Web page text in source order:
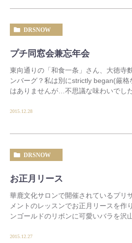
DRSNOW
プチ同窓会兼忘年会
東向通りの「和食一条」さん、大徳寺
ンバーグ？私は別にstrictly began(厳
はありませんが…不思議な味わいでし
2015.12.28
DRSNOW
お正月リース
華鹿文化サロンで開催されているプリ
メントのレッスンでお正月リースを作
ンゴールドのリボンに可愛いバラを沢
2015.12.27